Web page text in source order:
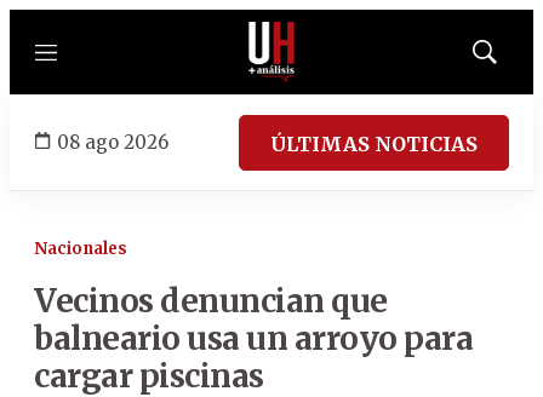
Menú
Mostrar
08 ago 2026 ÚLTIMAS NOTICIAS
Nacionales
Vecinos denuncian que
balneario usa un arroyo para
cargar piscinas